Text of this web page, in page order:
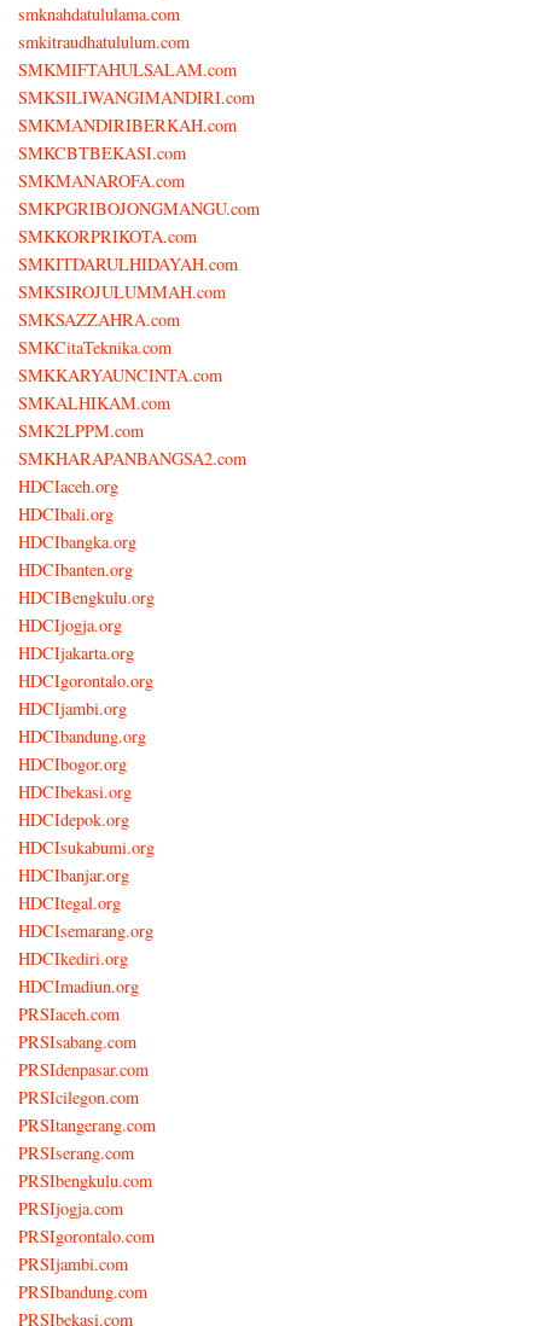
smknahdatululama.com
smkitraudhatululum.com
SMKMIFTAHULSALAM.com
SMKSILIWANGIMANDIRI.com
SMKMANDIRIBERKAH.com
SMKCBTBEKASI.com
SMKMANAROFA.com
SMKPGRIBOJONGMANGU.com
SMKKORPRIKOTA.com
SMKITDARULHIDAYAH.com
SMKSIROJULUMMAH.com
SMKSAZZAHRA.com
SMKCitaTeknika.com
SMKKARYAUNCINTA.com
SMKALHIKAM.com
SMK2LPPM.com
SMKHARAPANBANGSA2.com
HDCIaceh.org
HDCIbali.org
HDCIbangka.org
HDCIbanten.org
HDCIBengkulu.org
HDCIjogja.org
HDCIjakarta.org
HDCIgorontalo.org
HDCIjambi.org
HDCIbandung.org
HDCIbogor.org
HDCIbekasi.org
HDCIdepok.org
HDCIsukabumi.org
HDCIbanjar.org
HDCItegal.org
HDCIsemarang.org
HDCIkediri.org
HDCImadiun.org
PRSIaceh.com
PRSIsabang.com
PRSIdenpasar.com
PRSIcilegon.com
PRSItangerang.com
PRSIserang.com
PRSIbengkulu.com
PRSIjogja.com
PRSIgorontalo.com
PRSIjambi.com
PRSIbandung.com
PRSIbekasi.com